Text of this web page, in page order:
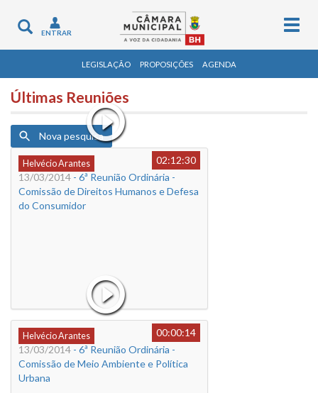
Toggle
navigation
ENTRAR
LEGISLAÇÃO PROPOSIÇÕES AGENDA
Últimas Reuniões
Nova pesquisa
Helvécio Arantes
02:12:30
13/03/2014 - 6ª Reunião Ordinária -
Comissão de Direitos Humanos e Defesa
do Consumidor
Helvécio Arantes
00:00:14
13/03/2014 - 6ª Reunião Ordinária -
Comissão de Meio Ambiente e Política
Urbana